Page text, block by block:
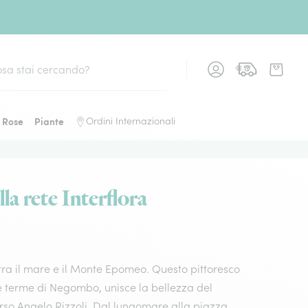
Rose Piante Ordini Internazionali
rete Interflora
il mare e il Monte Epomeo. Questo pittoresco
di Negombo, unisce la bellezza del